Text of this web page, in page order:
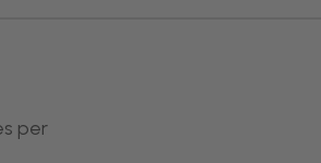
per